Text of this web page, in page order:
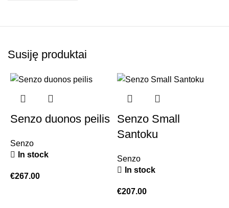
Susiję produktai
Senzo duonos peilis
Senzo
In stock
€267.00
Senzo Small
Santoku
Senzo
In stock
€207.00